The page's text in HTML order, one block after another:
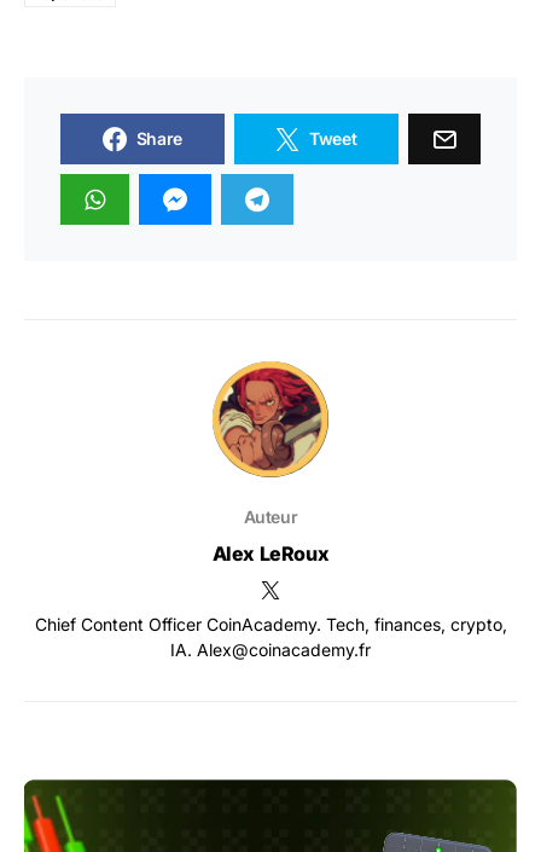
Share Tweet
Auteur
Alex LeRoux
Chief Content Officer CoinAcademy. Tech, finances, crypto,
IA. Alex@coinacademy.fr